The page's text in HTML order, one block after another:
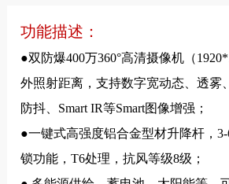
功能描述：
●双防爆400万360°高清摄像机（
外照射距离，支持数字宽动态、透雾
防抖、Smart IR等Smart图像增强；
●一键式高强度铝合金型材升降杆，
锁功能，T6处理，抗风等级8级；